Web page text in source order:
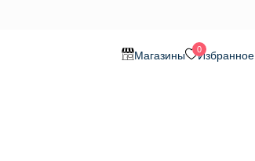
Магазины 0Избранное